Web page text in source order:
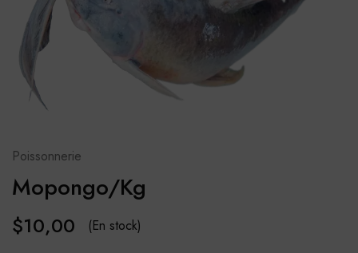
Poissonnerie
Mopongo/Kg
$10,00 (En stock)